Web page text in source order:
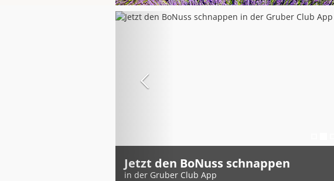
Latest
Jetzt den BoNuss schnappen
in der Gruber Club App